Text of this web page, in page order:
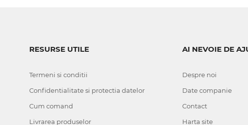
RESURSE UTILE
Termeni si conditii
Confidentialitate si protectia datelor
Cum comand
Livrarea produselor
AI NEVOIE DE
Despre noi
Date companie
Contact
Harta site